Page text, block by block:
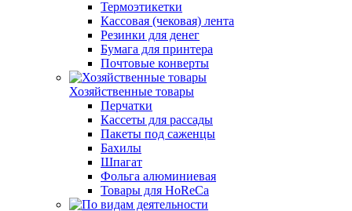
Термоэтикетки
Кассовая (чековая) лента
Резинки для денег
Бумага для принтера
Почтовые конверты
Хозяйственные товары
Перчатки
Кассеты для рассады
Пакеты под саженцы
Бахилы
Шпагат
Фольга алюминиевая
Товары для HoReCa